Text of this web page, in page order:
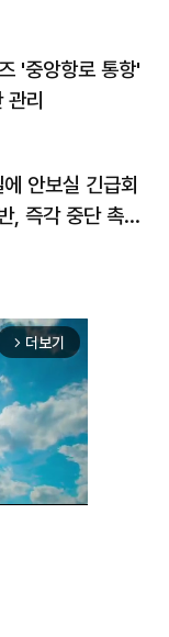
'중앙항로 통항'
리
안보실 긴급회
, 즉각 중단 촉
arrow_forward_ios 더보기